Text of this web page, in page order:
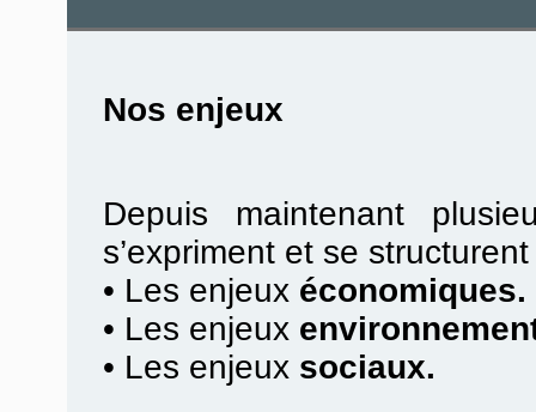
Nos enjeux
Depuis maintenant
s’expriment et se
• Les enjeux économiques.
• Les enjeux
• Les enjeux sociaux.